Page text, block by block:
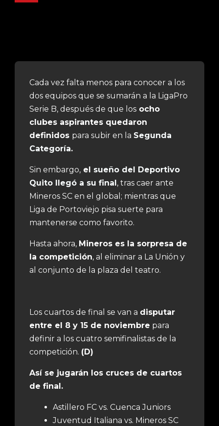
Cada vez falta menos para conocer a los
dos equipos que se sumarán a la LigaPro
Serie B, después de que los ocho
clubes aspirantes quedaron
definidos para subir en la Segunda
Categoría.
Sin embargo, el sueño del Deportivo
Quito llegó a su final , tras caer ante
Mineros SC en el global; mientras que
Liga de Portoviejo pisa suerte para
mantenerse como favorito.
Hasta ahora, Mineros es la sorpresa de
la competición, al eliminar a La Unión y
al conjunto de la plaza del teatro.
Los cuartos de final se van a disputar
entre el 8 y 15 de noviembre para
definir a los cuatro semifinalistas de la
competición. (D)
Así se jugarán los cruces de cuartos
de final.
Astillero FC vs. Cuenca Juniors
Juventud Italiana vs. Mineros SC